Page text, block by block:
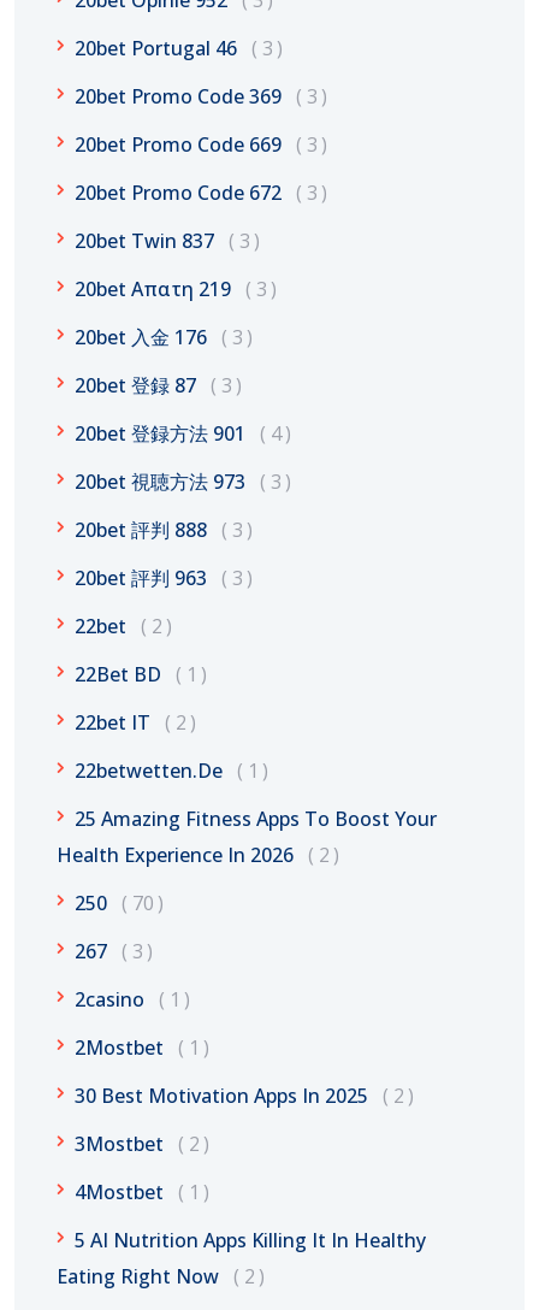
20bet Portugal 46
3
20bet Promo Code 369
3
20bet Promo Code 669
3
20bet Promo Code 672
3
20bet Twin 837
3
20bet Απατη 219
3
20bet 入金 176
3
20bet 登録 87
3
20bet 登録方法 901
4
20bet 視聴方法 973
3
20bet 評判 888
3
20bet 評判 963
3
22bet
2
22Bet BD
1
22bet IT
2
22betwetten.de
1
25 Amazing Fitness Apps To Boost Your
Health Experience In 2026
2
250
70
267
3
2casino
1
2Mostbet
1
30 Best Motivation Apps In 2025
2
3Mostbet
2
4Mostbet
1
5 AI Nutrition Apps Killing It In Healthy
Eating Right Now
2